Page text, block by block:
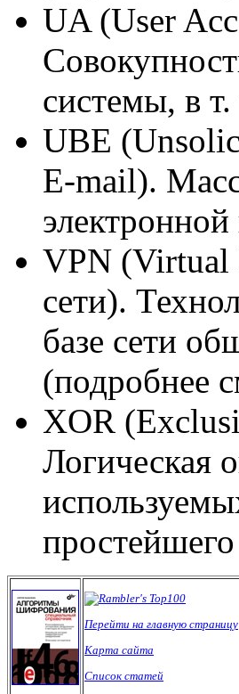
UA (User
системы, в
UBE
E-mail).
VPN (Virtual
сети).
базе сети
XOR
Логическая
Перейти на главную страницу
Карта сайта
Список статей